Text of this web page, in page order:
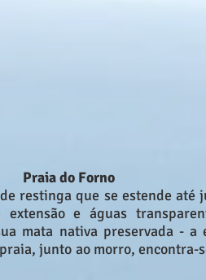
Praia do Forno
restinga que se estende até
e águas
mata nativa preservada - a
junto ao morro, encontra-